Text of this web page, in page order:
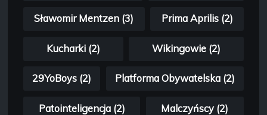
Sławomir Mentzen (3) Prima Aprilis (2)
Kucharki (2) Wikingowie (2)
29YoBoys (2) Platforma Obywatelska (2)
Patointeligencja (2) Malczyńscy (2)